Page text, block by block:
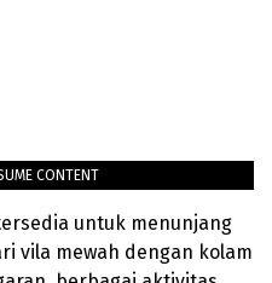
CONTENT
untuk menunjang
vila mewah dengan kolam